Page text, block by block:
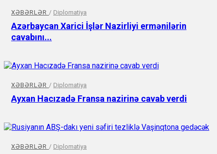
XƏBƏRLƏR / Diplomatiya
Azərbaycan Xarici İşlər Nazirliyi ermənilərin
cavabını...
XƏBƏRLƏR / Diplomatiya
Ayxan Hacızadə Fransa nazirinə cavab verdi
XƏBƏRLƏR / Diplomatiya